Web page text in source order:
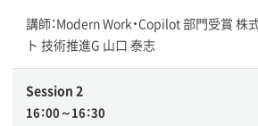
講師：Modern Work・Copilot 部門受賞 株
ト 技術推進G 山口 泰志
Session 2
16：00～16：30